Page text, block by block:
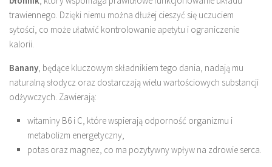
trawiennego. Dzięki niemu można dłużej cieszyć się uczuciem
sytości, co może ułatwić kontrolowanie apetytu i ograniczenie
kalorii.
Banany, będące kluczowym składnikiem tego dania, nadają mu
naturalną słodycz oraz dostarczają wielu wartościowych substancji
odżywczych. Zawierają:
witaminy B6 i C, które wspierają odporność organizmu i
metabolizm energetyczny,
potas oraz magnez, co ma pozytywny wpływ na zdrowie serca.